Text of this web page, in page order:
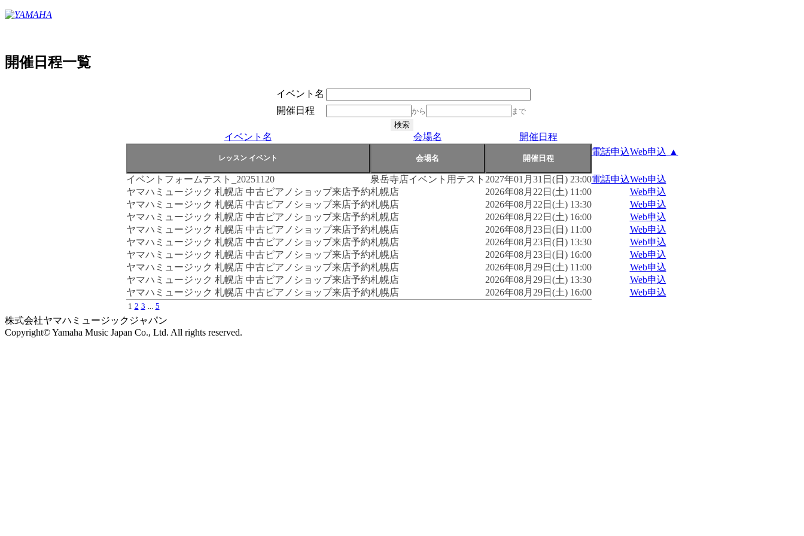
開催日程一覧
イベント名
開催日程
から まで
イベント名 会場名
開催日程
電話申込Web申込 ▲
イベントフォームテスト_20251120 泉岳寺店イベント用テスト 2027年01月31日(日) 23:00電話申込Web申込
ヤマハミュージック 札幌店 中古ピアノショップ来店予約札幌店 2026年08月22日(土) 11:00
Web申込
ヤマハミュージック 札幌店 中古ピアノショップ来店予約札幌店 2026年08月22日(土) 13:30
Web申込
ヤマハミュージック 札幌店 中古ピアノショップ来店予約札幌店 2026年08月22日(土) 16:00
Web申込
ヤマハミュージック 札幌店 中古ピアノショップ来店予約札幌店 2026年08月23日(日) 11:00
Web申込
ヤマハミュージック 札幌店 中古ピアノショップ来店予約札幌店 2026年08月23日(日) 13:30
Web申込
ヤマハミュージック 札幌店 中古ピアノショップ来店予約札幌店 2026年08月23日(日) 16:00
Web申込
ヤマハミュージック 札幌店 中古ピアノショップ来店予約札幌店 2026年08月29日(土) 11:00
Web申込
ヤマハミュージック 札幌店 中古ピアノショップ来店予約札幌店 2026年08月29日(土) 13:30
Web申込
ヤマハミュージック 札幌店 中古ピアノショップ来店予約札幌店 2026年08月29日(土) 16:00 Web申込
1 2 3 5
株式会社ヤマハミュージックジャパン
Copyright© Yamaha Music Japan Co., Ltd. All rights reserved.